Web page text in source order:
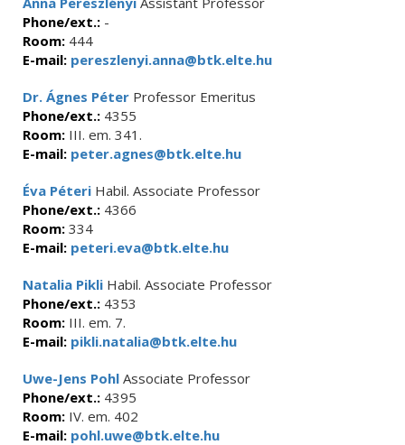
Phone/ext.: -
Room: 444
E-mail: pereszlenyi.anna@btk.elte.hu
Dr. Ágnes Péter Professor Emeritus
Phone/ext.: 4355
Room: III. em. 341.
E-mail: peter.agnes@btk.elte.hu
Éva Péteri Habil. Associate Professor
Phone/ext.: 4366
Room: 334
E-mail: peteri.eva@btk.elte.hu
Natalia Pikli Habil. Associate Professor
Phone/ext.: 4353
Room: III. em. 7.
E-mail: pikli.natalia@btk.elte.hu
Uwe-Jens Pohl Associate Professor
Phone/ext.: 4395
Room: IV. em. 402
E-mail: pohl.uwe@btk.elte.hu